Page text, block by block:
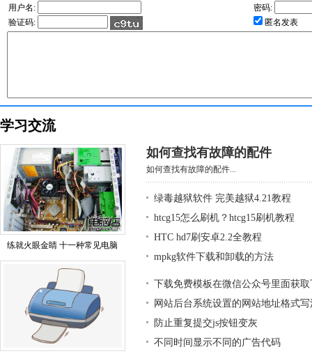
用户名:
密码:
验证码:
匿名发表
学习交流
练就火眼金睛 十一种常见电脑
如何查找有故障的配件
如何查找有故障的配件...
绿毒越狱软件 完美越狱4.21教程
htcg15怎么刷机？htcg15刷机教程
HTC hd7刷安卓2.2全教程
mpkg软件下载和卸载的方法
下载免费模板在微信公众号里面获
网站后台系统设置的网站地址格式写
防止重复提交js按钮变灰
不同时间显示不同的广告代码